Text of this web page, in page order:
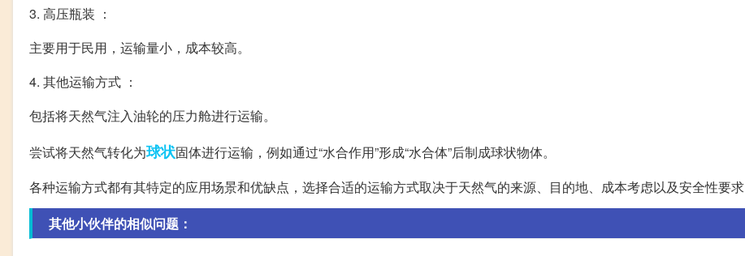
3. 高压瓶装 ：
主要用于民用，运输量小，成本较高。
4. 其他运输方式 ：
包括将天然气注入油轮的压力舱进行运输。
尝试将天然气转化为球状固体进行运输，例如通过“水合作用”形成“水合体”后制成球状物体。
各种运输方式都有其特定的应用场景和优缺点，选择合适的运输方式取决于天然气的来源、目的地、成本考虑以及安全性要求
其他小伙伴的相似问题：